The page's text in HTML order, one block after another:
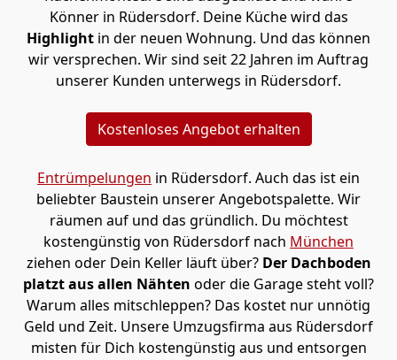
Könner in Rüdersdorf. Deine Küche wird das
Highlight in der neuen Wohnung. Und das können
wir versprechen. Wir sind seit 22 Jahren im Auftrag
unserer Kunden unterwegs in Rüdersdorf.
Kostenloses Angebot erhalten
Entrümpelungen in Rüdersdorf. Auch das ist ein
beliebter Baustein unserer Angebotspalette. Wir
räumen auf und das gründlich. Du möchtest
kostengünstig von Rüdersdorf nach München
ziehen oder Dein Keller läuft über? Der Dachboden
platzt aus allen Nähten oder die Garage steht voll?
Warum alles mitschleppen? Das kostet nur unnötig
Geld und Zeit. Unsere Umzugsfirma aus Rüdersdorf
misten für Dich kostengünstig aus und entsorgen